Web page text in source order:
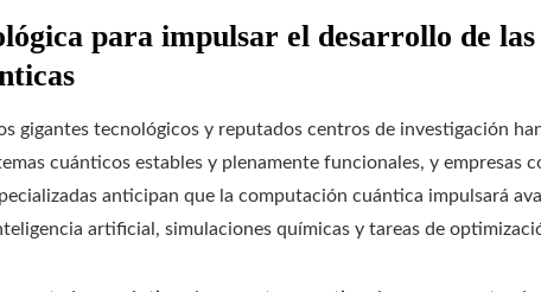
para impulsar el desarrollo de las
gigantes tecnológicos y reputados centros de investigación
cuánticos estables y plenamente funcionales, y empresas
anticipan que la computación cuántica impulsará
artificial, simulaciones químicas y tareas de